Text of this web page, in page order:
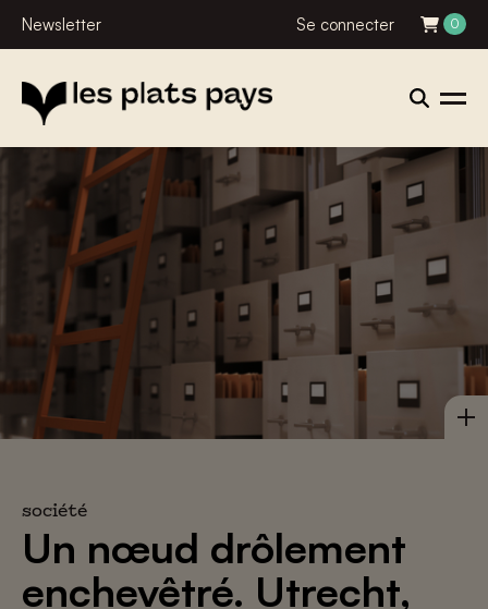
Newsletter Se connecter 0
société
Un nœud drôlement
enchevêtré. Utrecht,